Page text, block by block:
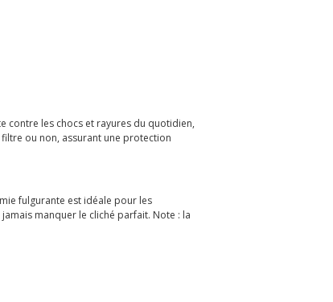
contre les chocs et rayures du quotidien,
ou non, assurant une protection
fulgurante est idéale pour les
manquer le cliché parfait. Note : la